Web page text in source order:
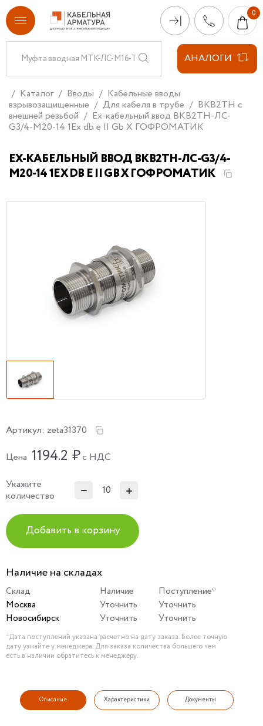
АНАЛОГИ
Каталог Вводы
Кабельные вводы
взрывозащищенные
Для кабеля в трубе
ВКВ2ТН с
внешней резьбой
Ех-кабельный ввод ВКВ2ТН-ЛС-
G3/4-М20-14 1Ex db e II Gb X ГОФРОМАТИК
ЕХ-КАБЕЛЬНЫЙ ВВОД ВКВ2ТН-ЛС-G3/4-
М20-14 1EX DB E II GB X ГОФРОМАТИК
Артикул: zeta31370
Цена 1194.2 ₽с НДС
Укажите
количество
Добавить в корзину
Наличие на складах
Склад Наличие
Поступление*
Москва
Уточнить
Уточнить
Новосибирск
Уточнить Уточнить
*Дата поступлений указана расчетно на дату заказа. Более точную
дату узнайте у менеджера. Для заказа количества большего чем
есть в наличии обратитесь к менеджеру.
Описание Характеристики Документы